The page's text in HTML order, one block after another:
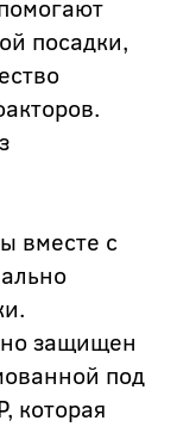
посадки,
вместе с
защищен
под
которая